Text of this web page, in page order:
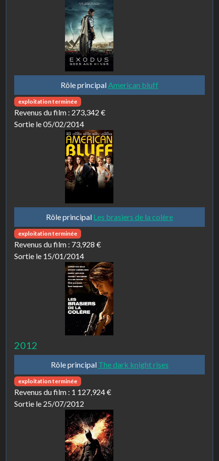
Rôle principal American bluff
exploitation terminée
Revenus du film : 273,342 €
Sortie le 05/02/2014
Rôle principal Les brasiers de la colère
exploitation terminée
Revenus du film : 73,928 €
Sortie le 15/01/2014
2012
Rôle principal The dark knight rises
exploitation terminée
Revenus du film : 1 127,924 €
Sortie le 25/07/2012